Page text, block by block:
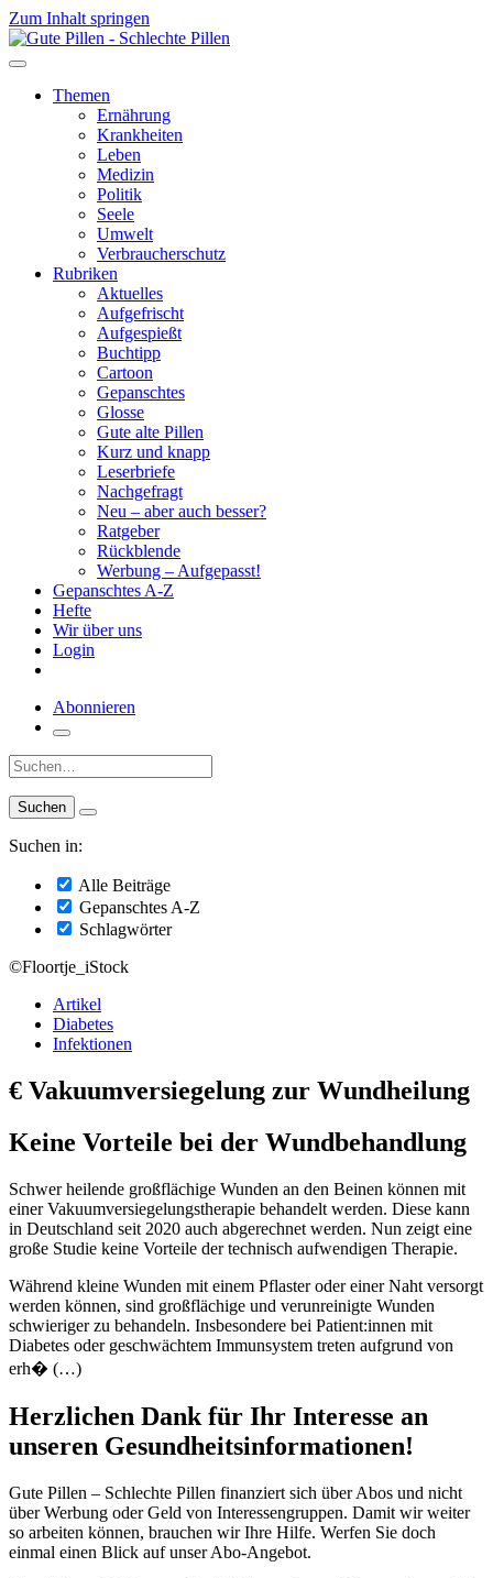
Zum Inhalt springen
Themen
Ernährung
Krankheiten
Leben
Medizin
Politik
Seele
Umwelt
Verbraucherschutz
Rubriken
Aktuelles
Aufgefrischt
Aufgespießt
Buchtipp
Cartoon
Gepanschtes
Glosse
Gute alte Pillen
Kurz und knapp
Leserbriefe
Nachgefragt
Neu – aber auch besser?
Ratgeber
Rückblende
Werbung – Aufgepasst!
Gepanschtes A-Z
Hefte
Wir über uns
Login
Abonnieren
Suche:
Suchen in:
Alle Beiträge
Gepanschtes A-Z
Schlagwörter
©Floortje_iStock
Artikel
Diabetes
Infektionen
€ Vakuumversiegelung zur Wundheilung
Keine Vorteile bei der Wundbehandlung
Schwer heilende großflächige Wunden an den Beinen können mit
einer Vakuumversiegelungstherapie behandelt werden. Diese kann
in Deutschland seit 2020 auch abgerechnet werden. Nun zeigt eine
große Studie keine Vorteile der technisch aufwendigen Therapie.
Während kleine Wunden mit einem Pflaster oder einer Naht versorgt
werden können, sind großflächige und verunreinigte Wunden
schwieriger zu behandeln. Insbesondere bei Patient:innen mit
Diabetes oder geschwächtem Immunsystem treten aufgrund von
erh� (…)
Herzlichen Dank für Ihr Interesse an
unseren Gesundheitsinformationen!
Gute Pillen – Schlechte Pillen finanziert sich über Abos und nicht
über Werbung oder Geld von Interessengruppen. Damit wir weiter
so arbeiten können, brauchen wir Ihre Hilfe. Werfen Sie doch
einmal einen Blick auf unser Abo-Angebot.